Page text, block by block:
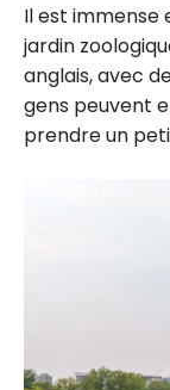
Il est immense
jardin
anglais, avec
gens peuvent
prendre un